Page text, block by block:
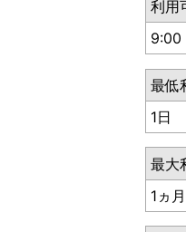
利用
9:00
最低
1日
最大
1ヵ月